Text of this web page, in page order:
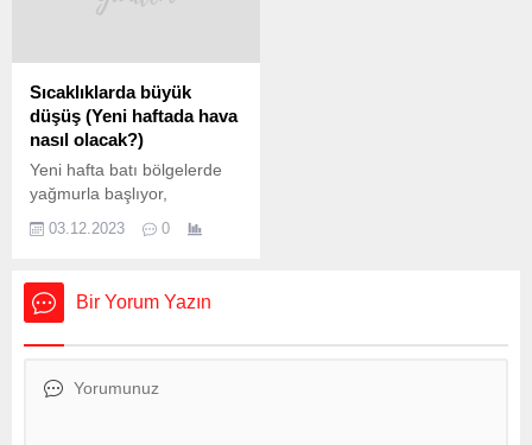
olmadıklarını ifade eden
“Hakem mevkiindeyiz.”
diyerek Anayasa’ya göre
her birinin görev alanı farklı
olan yüksek yargı
kurumlarının arasındaki
ihtilafı gidermek
mevburiyetinde olduklarının
da altını çizdi.
Millet Kongre ve...
Sıcaklıklarda büyük
düşüş (Yeni haftada hava
nasıl olacak?)
Yeni hafta batı bölgelerde
yağmurla başlıyor,
Meteoroloji Genel
tahmin raporuna göre, hava
sıcaklıklarının yarından
başta olmak üzere 6 ila 15
03.12.2023 0
Bir Yorum Yazın